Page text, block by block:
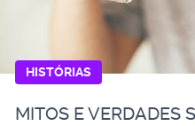
HISTÓRIAS
MITOS E VERDADES